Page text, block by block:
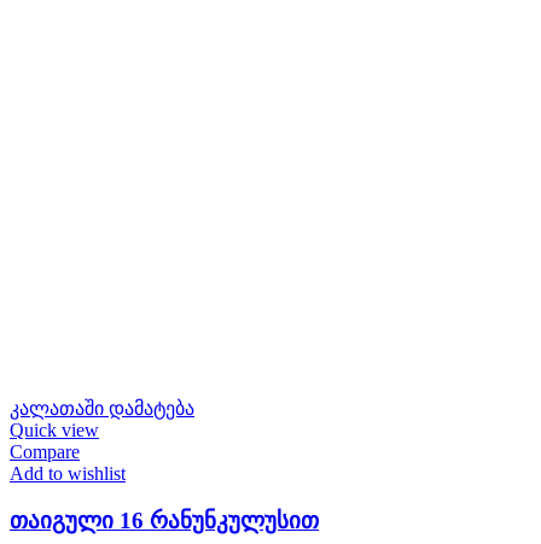
კალათაში დამატება
Quick view
Compare
Add to wishlist
თაიგული 16 რანუნკულუსით